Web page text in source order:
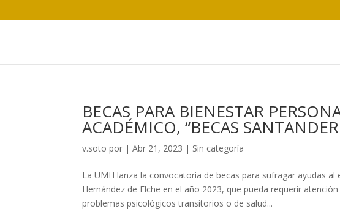
BECAS PARA BIENESTAR
ACADÉMICO, “BECAS
v.soto por |Abr 21, 2023 | Sin categoría
La UMH lanza la convocatoria de becas para sufragar ayudas
Hernández de Elche en el año 2023, que pueda requerir
problemas psicológicos transitorios o de salud...